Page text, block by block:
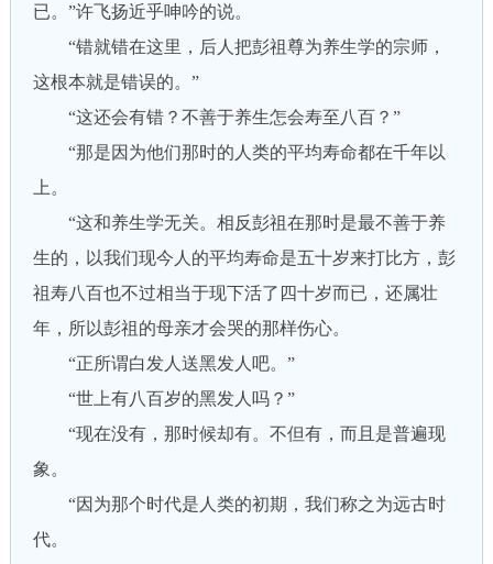
已。”许飞扬近乎呻吟的说。
“错就错在这里，后人把彭祖尊为养生学的宗师，
这根本就是错误的。”
“这还会有错？不善于养生怎会寿至八百？”
“那是因为他们那时的人类的平均寿命都在千年以
上。
“这和养生学无关。相反彭祖在那时是最不善于养
生的，以我们现今人的平均寿命是五十岁来打比方，彭
祖寿八百也不过相当于现下活了四十岁而已，还属壮
年，所以彭祖的母亲才会哭的那样伤心。
“正所谓白发人送黑发人吧。”
“世上有八百岁的黑发人吗？”
“现在没有，那时候却有。不但有，而且是普遍现
象。
“因为那个时代是人类的初期，我们称之为远古时
代。